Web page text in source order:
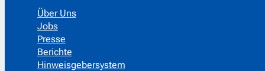
Über Uns
Jobs
Presse
Berichte
Hinweisgebersystem